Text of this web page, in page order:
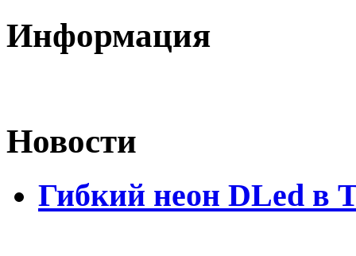
Информация
Новости
Гибкий неон DLed в